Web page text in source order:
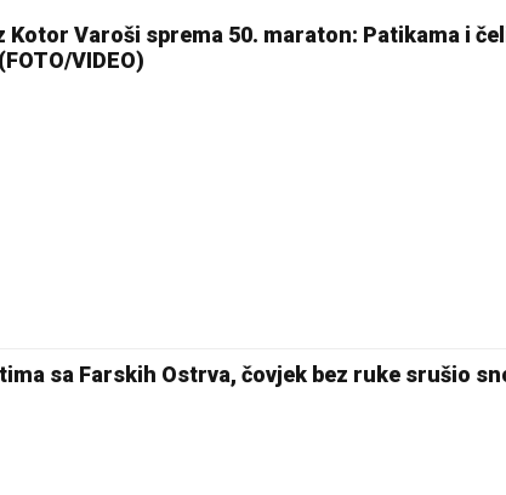
Kotor Varoši sprema 50. maraton: Patikama i
VIDEO)
sa Farskih Ostrva, čovjek bez ruke srušio